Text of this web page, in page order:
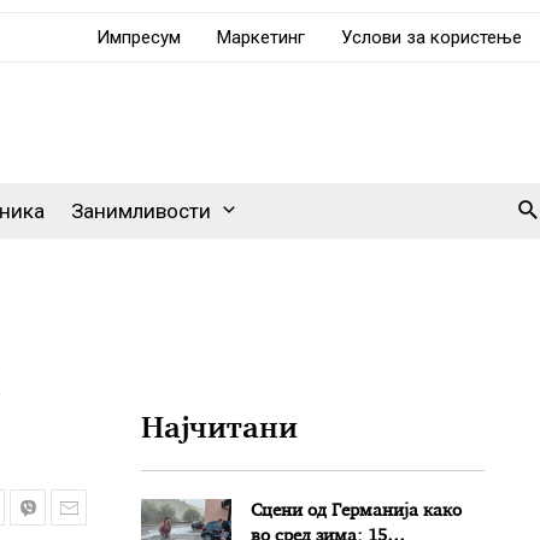
Импресум Маркетинг Услови за користење
Занимливости
Најчитани
Сцени од Германија како
во сред зима: 15